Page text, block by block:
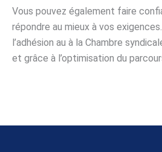
Vous pouvez également faire
répondre au mieux à vos
l’adhésion au à la Chambre
et grâce à l’optimisation du